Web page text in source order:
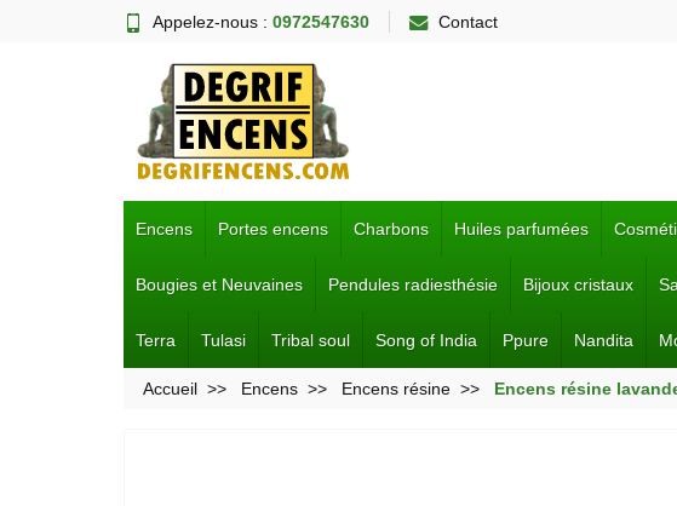
Appelez-nous : 0972547630 Contact
Encens Portes encens Charbons Huiles parfumées
Bougies et Neuvaines Pendules radiesthésie Bijoux cristaux
Terra Tulasi Tribal soul Song of India Ppure Nandita
Accueil Encens Encens résine Encens résine